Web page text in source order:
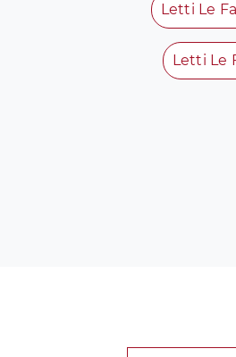
Letti Le
Letti Le